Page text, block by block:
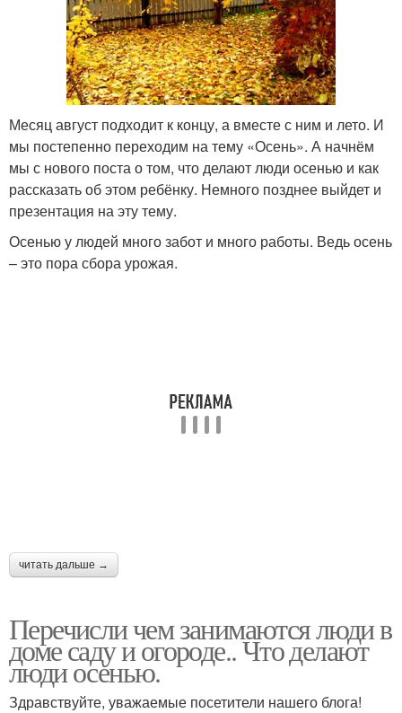
Месяц август подходит к концу, а вместе с ним и лето. И
мы постепенно переходим на тему «Осень». А начнём
мы с нового поста о том, что делают люди осенью и как
рассказать об этом ребёнку. Немного позднее выйдет и
презентация на эту тему.
Осенью у людей много забот и много работы. Ведь осень
– это пора сбора урожая.
читать дальше →
Перечисли чем занимаются люди в
доме саду и огороде.. Что делают
люди осенью.
Здравствуйте, уважаемые посетители нашего блога!